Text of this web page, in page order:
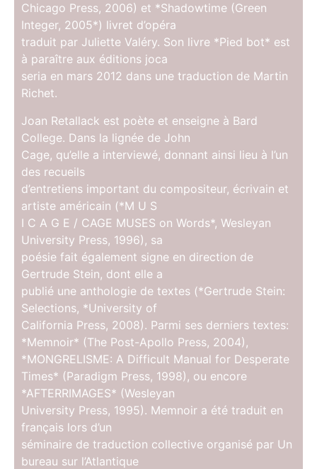
Chicago Press, 2006) et *Shadowtime (Green
Integer, 2005*) livret d’opéra
traduit par Juliette Valéry. Son livre *Pied bot* est
à paraître aux éditions joca
seria en mars 2012 dans une traduction de Martin
Richet.
Joan Retallack est poète et enseigne à Bard
College. Dans la lignée de John
Cage, qu’elle a interviewé, donnant ainsi lieu à l’un
des recueils
d’entretiens important du compositeur, écrivain et
artiste américain (*M U S
I C A G E / CAGE MUSES on Words*, Wesleyan
University Press, 1996), sa
poésie fait également signe en direction de
Gertrude Stein, dont elle a
publié une anthologie de textes (*Gertrude Stein:
Selections, *University of
California Press, 2008). Parmi ses derniers textes:
*Memnoir* (The Post-Apollo Press, 2004),
*MONGRELISME: A Difficult Manual for Desperate
Times* (Paradigm Press, 1998), ou encore
*AFTERRIMAGES* (Wesleyan
University Press, 1995). Memnoir a été traduit en
français lors d’un
séminaire de traduction collective organisé par Un
bureau sur l’Atlantique